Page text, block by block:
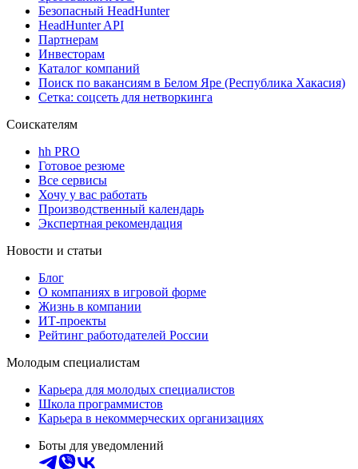
Безопасный HeadHunter
HeadHunter API
Партнерам
Инвесторам
Каталог компаний
Поиск по вакансиям в Белом Яре (Республика Хакасия)
Сетка: соцсеть для нетворкинга
Соискателям
hh PRO
Готовое резюме
Все сервисы
Хочу у вас работать
Производственный календарь
Экспертная рекомендация
Новости и статьи
Блог
О компаниях в игровой форме
Жизнь в компании
ИТ-проекты
Рейтинг работодателей России
Молодым специалистам
Карьера для молодых специалистов
Школа программистов
Карьера в некоммерческих организациях
Боты для уведомлений